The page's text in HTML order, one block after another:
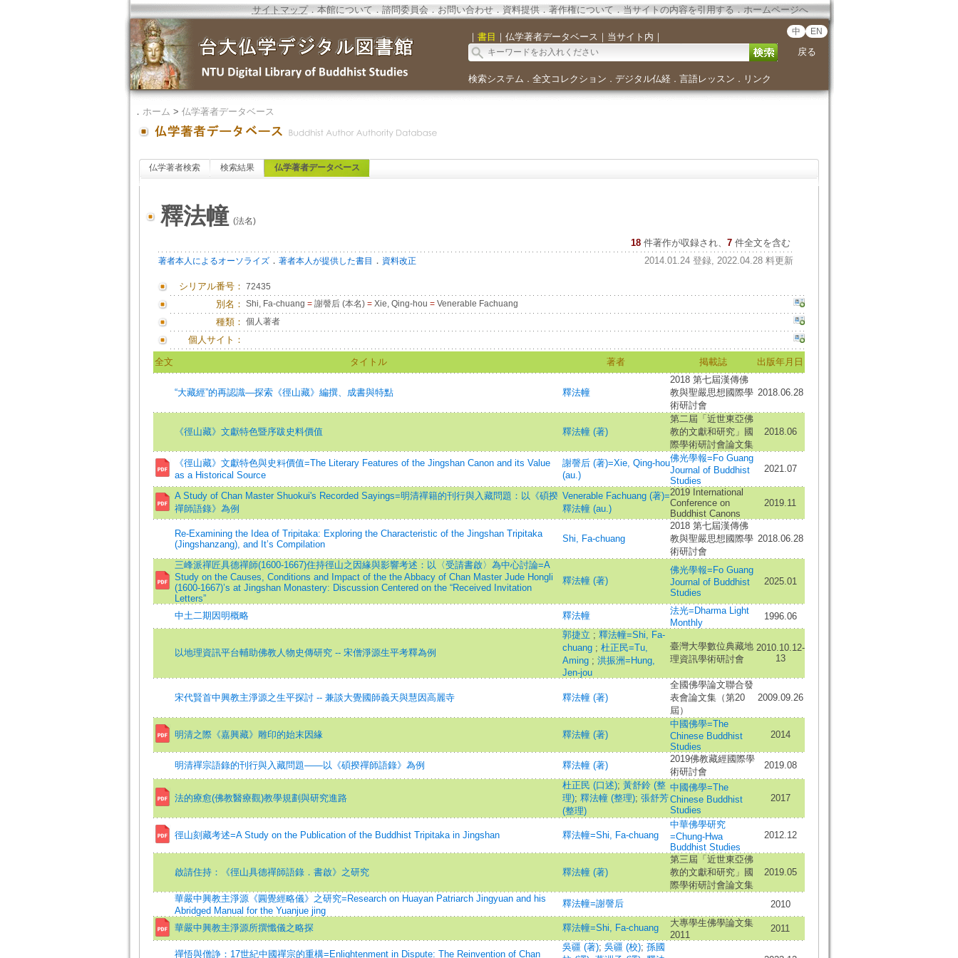
サイトマップ．本館について．諮問委員会． お問い合わせ． 資料提供．著作権について．当サイトの内容を引用する．ホームページへ
｜ 書目 ｜ 仏学著者データベース ｜ 当サイト内 ｜ 中 EN
戻る
検索システム ． 全文コレクション ． デジタル仏経． 言語レッスン ． リンク
． ホーム > 仏学著者データベース
仏学著者検索 検索結果 仏学著者データベース
釋法幢 (法名)
18 件著作が収録され、 7件全文を含む
著者本人によるオーソライズ． 著者本人が提供した書目 ． 資料改正 2014.01.24 登録, 2022.04.28 料更新
シリアル番号： 72435
別名： Shi, Fa-chuang =謝謦后 (本名) =Xie, Qing-hou =Venerable Fachuang
種類： 個人著者
個人サイト：
全文 タイトル 著者 掲載誌 出版年月日
“大藏經”的再認識—探索《徑山藏》編撰、成書與特點 釋法幢
2018 第七屆漢傳佛
教與聖嚴思想國際學
術研討會
2018.06.28
《徑山藏》文獻特色暨序跋史料價值 釋法幢 (著)
第二屆「近世東亞佛
教的文獻和研究」國
際學術研討會論文集
2018.06
《徑山藏》文獻特色與史料價值=The Literary Features of the Jingshan Canon and its Value
as a Historical Source
謝謦后 (著)=Xie, Qing-hou
(au.)
佛光學報=Fo Guang
Journal of Buddhist
Studies
2021.07
A Study of Chan Master Shuokui's Recorded Sayings=明清禪籍的刊行與入藏問題：以《碩揆
禪師語錄》為例
Venerable Fachuang (著)=
釋法幢 (au.)
2019 International
Conference on
Buddhist Canons
2019.11
Re-Examining the Idea of Tripitaka: Exploring the Characteristic of the Jingshan Tripitaka
(Jingshanzang), and It’s Compilation
Shi, Fa-chuang
2018 第七屆漢傳佛
教與聖嚴思想國際學
術研討會
2018.06.28
三峰派禪匠具德禪師(1600-1667)住持徑山之因緣與影響考述：以〈受請書啟〉為中心討論=A
Study on the Causes, Conditions and Impact of the the Abbacy of Chan Master Jude Hongli
(1600-1667)’s at Jingshan Monastery: Discussion Centered on the “Received Invitation
Letters”
釋法幢 (著)
佛光學報=Fo Guang
Journal of Buddhist
Studies
2025.01
中土二期因明概略 釋法幢
法光=Dharma Light
Monthly
1996.06
以地理資訊平台輔助佛教人物史傳研究 -- 宋僧淨源生平考釋為例
郭捷立 ; 釋法幢=Shi, Fa-
chuang ; 杜正民=Tu,
Aming ; 洪振洲=Hung,
Jen-jou
臺灣大學數位典藏地
理資訊學術研討會
2010.10.12-
13
宋代賢首中興教主淨源之生平探討 -- 兼談大覺國師義天與慧因高麗寺 釋法幢 (著)
全國佛學論文聯合發
表會論文集（第20
屆）
2009.09.26
明清之際《嘉興藏》雕印的始末因緣 釋法幢 (著)
中國佛學=The
Chinese Buddhist
Studies
2014
明清禪宗語錄的刊行與入藏問題——以《碩揆禪師語錄》為例 釋法幢 (著)
2019佛教藏經國際學
術研討會
2019.08
法的療愈(佛教醫療觀)教學規劃與研究進路
杜正民 (口述); 黃舒鈴 (整
理); 釋法幢 (整理); 張舒芳
(整理)
中國佛學=The
Chinese Buddhist
Studies
2017
徑山刻藏考述=A Study on the Publication of the Buddhist Tripitaka in Jingshan 釋法幢=Shi, Fa-chuang
中華佛學研究
=Chung-Hwa
Buddhist Studies
2012.12
啟請住持：《徑山具德禪師語錄．書啟》之研究 釋法幢 (著)
第三屆「近世東亞佛
教的文獻和研究」國
際學術研討會論文集
2019.05
華嚴中興教主淨源《圓覺經略儀》之研究=Research on Huayan Patriarch Jingyuan and his
Abridged Manual for the Yuanjue jing
釋法幢=謝謦后 2010
華嚴中興教主淨源所撰懺儀之略探 釋法幢=Shi, Fa-chuang
大專學生佛學論文集
2011
2011
禪悟與僧諍：17世紀中國禪宗的重構=Enlightenment in Dispute: The Reinvention of Chan
吳疆 (著); 吳疆 (校); 孫國